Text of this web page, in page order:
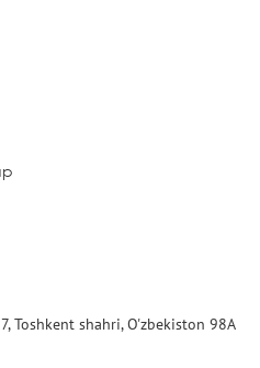
Toshkent shahri, O'zbekiston 98A